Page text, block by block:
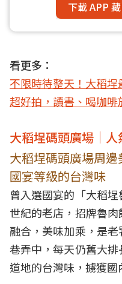
下載 APP
看更多：
不限時待整天！大稻
超好拍，讀書、喝咖啡
大稻埕碼頭廣場｜人
大稻埕碼頭廣場周邊
國宴等級的台灣味
曾入選國宴的「大稻
世紀的老店，招牌魯
融合，美味加乘，是
巷弄中，每天仍舊大
道地的台灣味，擄獲國